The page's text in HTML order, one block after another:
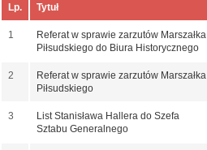
Lp. Tytuł
1
Referat w sprawie zarzutów Marszałka
Piłsudskiego do Biura Historycznego
2
Referat w sprawie zarzutów Marszałka
Piłsudskiego
3
List Stanisława Hallera do Szefa
Sztabu Generalnego